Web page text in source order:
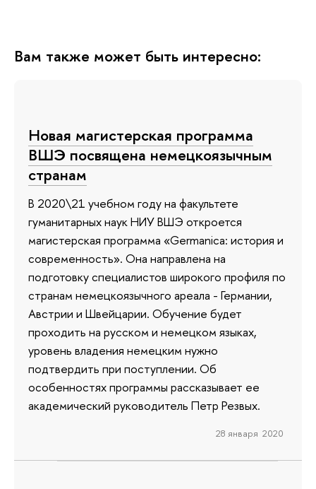
Вам также может быть интересно:
Новая магистерская программа
ВШЭ посвящена немецкоязычным
странам
В 2020\21 учебном году на факультете
гуманитарных наук НИУ ВШЭ откроется
магистерская программа «Germanica: история и
современность». Она направлена на
подготовку специалистов широкого профиля по
странам немецкоязычного ареала - Германии,
Австрии и Швейцарии. Обучение будет
проходить на русском и немецком языках,
уровень владения немецким нужно
подтвердить при поступлении. Об
особенностях программы рассказывает ее
академический руководитель Петр Резвых.
28 января 2020